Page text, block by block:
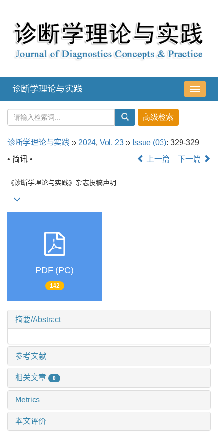
导
航
诊断学理论与实践
诊断学理论与实践 ›› 2024, Vol. 23 ›› Issue (03): 329-329.
• 简讯 •
上一篇 下一篇
《诊断学理论与实践》杂志投稿声明
PDF (PC)
142
摘要/Abstract
参考文献
相关文章 0
Metrics
本文评价